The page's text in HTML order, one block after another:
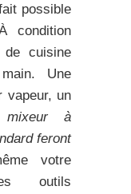
possible
condition
de cuisine
Une
vapeur, un
à
feront
votre
outils